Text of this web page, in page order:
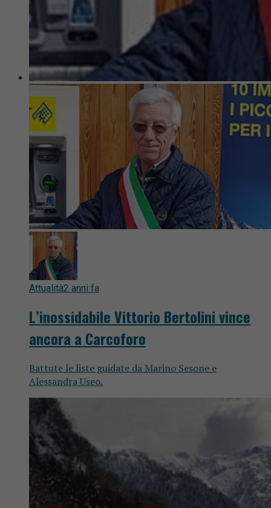
Attualità2 anni fa
L’inossidabile Vittorio Bertolini vince
ancora a Carcoforo
Battute le liste guidate da Marino Sesone e
Alessandra Useo.